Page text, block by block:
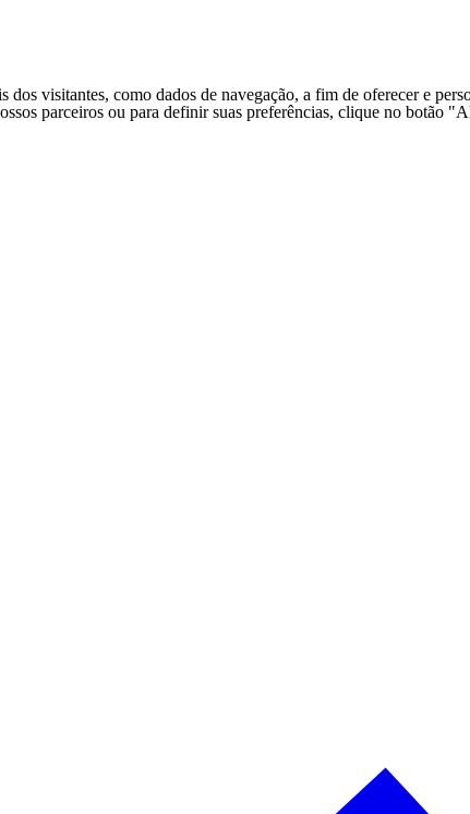
dos visitantes, como dados de navegação, a fim de oferecer e
parceiros ou para definir suas preferências, clique no botão